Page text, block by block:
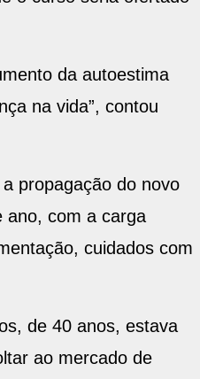
da autoestima
na vida”, contou
propagação do novo
ano, com a carga
cuidados com
de 40 anos, estava
ao mercado de